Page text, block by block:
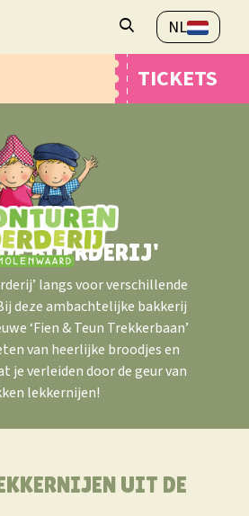
NL
TICKETS
BOERDERIJ'
langs voor verschillende
deze ambachtelijke bakkerij
‘Fien & Teun Trekkerbaan’
van heerlijke broodjes en
je verleiden door de geur van
lekkernijen!
UIT DE